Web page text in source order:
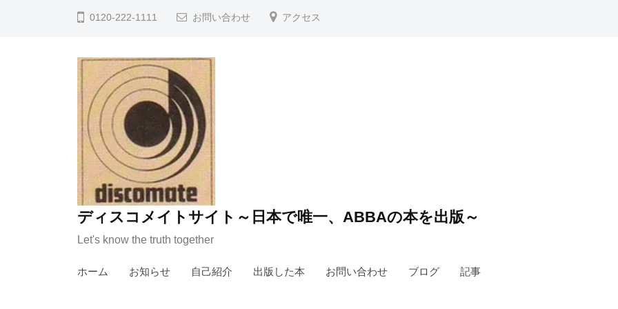
0120-222-1111 お問い合わせ アクセス
ディスコメイトサイト～日本で唯一、ABBAの本を出版～
Let's know the truth together
ホーム お知らせ 自己紹介 出版した本 お問い合わせ ブログ 記事